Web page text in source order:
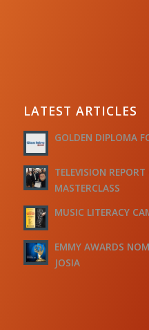
LATEST ARTICLES
GOLDEN DIPLOMA
TELEVISION
MASTERCLASS
MUSIC LITERACY
EMMY AWARDS
JOSIA